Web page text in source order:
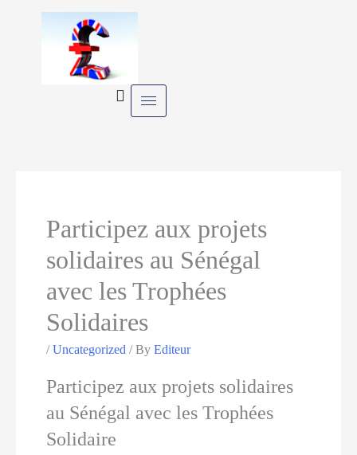
Participez aux projets
solidaires au Sénégal
avec les Trophées
Solidaires
/Uncategorized / ByEditeur
Participez aux projets solidaires
au Sénégal avec les Trophées
Solidaire